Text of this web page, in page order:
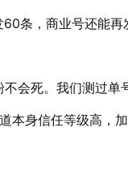
条，商业号还能再
会死。我们测过
本身信任等级高，